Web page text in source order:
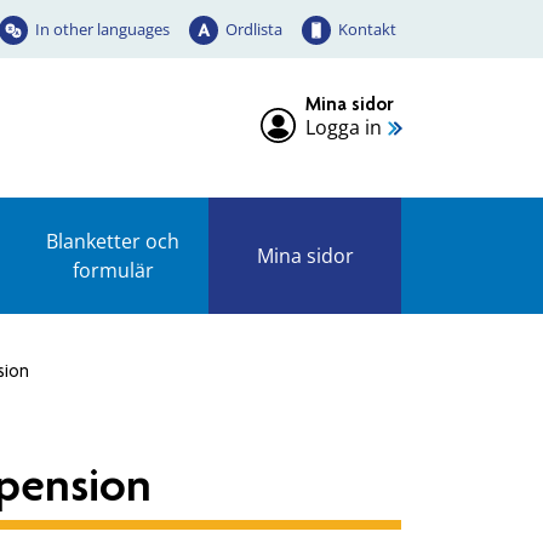
In other languages Ordlista Kontakt
Mina sidor
Logga in
Blanketter och
formulär
Mina sidor